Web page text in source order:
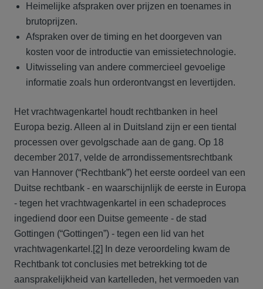
Heimelijke afspraken over prijzen en toenames in
brutoprijzen.
Afspraken over de timing en het doorgeven van
kosten voor de introductie van emissietechnologie.
Uitwisseling van andere commercieel gevoelige
informatie zoals hun orderontvangst en levertijden.
Het vrachtwagenkartel houdt rechtbanken in heel
Europa bezig. Alleen al in Duitsland zijn er een tiental
processen over gevolgschade aan de gang. Op 18
december 2017, velde de arrondissementsrechtbank
van Hannover (“Rechtbank”) het eerste oordeel van een
Duitse rechtbank - en waarschijnlijk de eerste in Europa
- tegen het vrachtwagenkartel in een schadeproces
ingediend door een Duitse gemeente - de stad
Gottingen (“Gottingen”) - tegen een lid van het
vrachtwagenkartel.[2]
In deze veroordeling kwam de
Rechtbank tot conclusies met betrekking tot de
aansprakelijkheid van kartelleden, het vermoeden van